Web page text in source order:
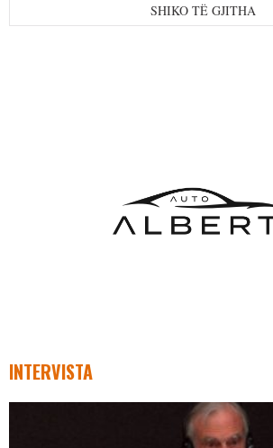
SHIKO TË GJITHA
INTERVISTA